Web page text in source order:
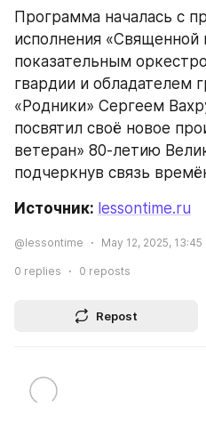
Программа началась с
исполнения
показательным
гвардии и обладателем
«Родники» Сергеем
посвятил своё новое
ветеран» 80-летию
подчеркнув связь
Источник: lessontime.ru
@lessontime May 12, 2025, 13:45
0 replies 0 reposts
Repost